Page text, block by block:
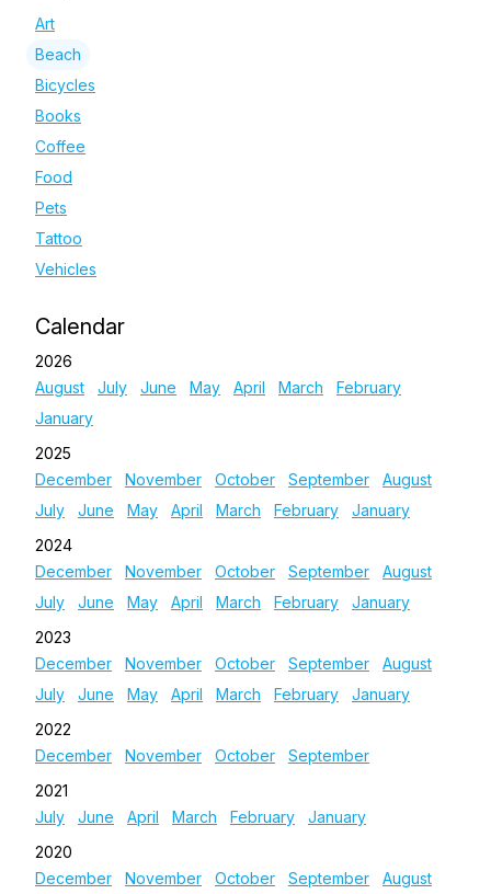
Art
Beach
Bicycles
Books
Coffee
Food
Pets
Tattoo
Vehicles
Calendar
2026
August
July June May April March
February
January
2025
December
November October September
August
July
June May April March February
January
2024
December
November October September
August
July
June May April March February
January
2023
December
November October September
August
July
June May April March February
January
2022
December
November October
September
2021
July
June April March February
January
2020
December
November October September
August